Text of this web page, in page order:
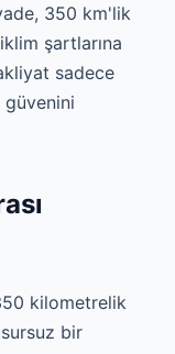
350 km'lik
şartlarına
sadece
güvenini
kilometrelik
bir